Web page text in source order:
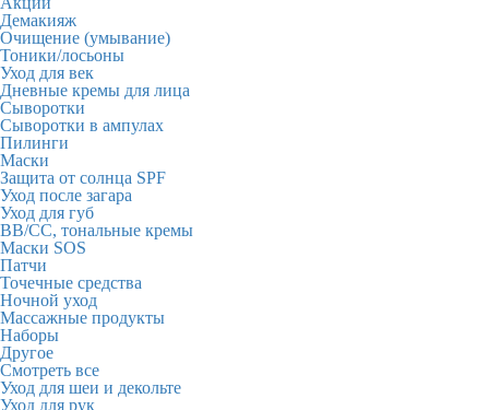
Демакияж
Очищение (умывание)
Тоники/лосьоны
Уход для век
Дневные кремы для лица
Сыворотки
Сыворотки в ампулах
Пилинги
Маски
Защита от солнца SPF
Уход после загара
Уход для губ
BB/CC, тональные кремы
Маски SOS
Патчи
Точечные средства
Ночной уход
Массажные продукты
Наборы
Другое
Смотреть все
Уход для шеи и декольте
Уход для рук